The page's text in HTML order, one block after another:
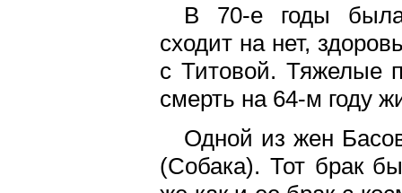
В 70-е годы
сходит на нет,
с Титовой. Тяжелые
смерть на 64-м году
Одной из жен
(Собака). Тот брак